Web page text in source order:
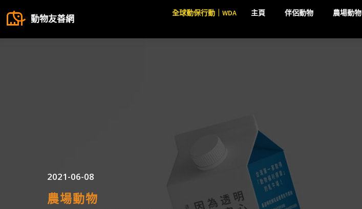
動物友善網
全球動保行動｜WDA 主頁 伴侶動物 農場動物
2021-06-08
農場動物